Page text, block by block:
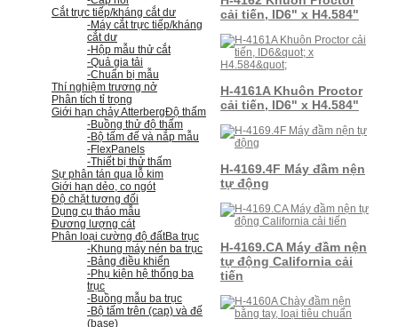
Cắt trực tiếp/kháng cắt dư
-Máy cắt trực tiếp/kháng
cắt dư
-Hộp mẫu thử cắt
-Quả gia tải
-Chuẩn bị mẫu
Thí nghiệm trương nở
Phân tích tỉ trọng
Giới hạn chảy AtterbergĐộ thấm
-Buồng thử độ thấm
-Bộ tấm đế và nắp mẫu
-FlexPanels
-Thiết bị thử thấm
Sự phân tán qua lỗ kim
Giới hạn dẻo, co ngót
Độ chặt tương đối
Dụng cụ tháo mẫu
Đương lượng cát
Phân loại cường độ đấtBa trục
-Khung máy nén ba trục
-Bảng điều khiển
-Phụ kiện hệ thống ba
trục
-Buồng mẫu ba trục
-Bộ tấm trên (cap) và đế
(base)
cải tiến, ID6" x H4.584"
H-4161A Khuôn Proctor
cải tiến, ID6" x H4.584"
H-4169.4F Máy đầm nện
tự động
H-4169.CA Máy đầm nện
tự động California cải
tiến